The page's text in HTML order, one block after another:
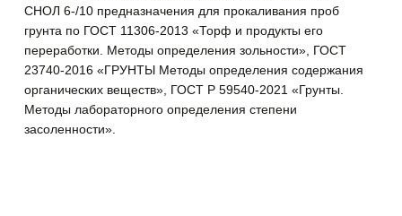
СНОЛ 6-/10 предназначения для прокаливания проб
грунта по ГОСТ 11306-2013 «Торф и продукты его
переработки. Методы определения зольности», ГОСТ
23740-2016 «ГРУНТЫ Методы определения содержания
органических веществ», ГОСТ Р 59540-2021 «Грунты.
Методы лабораторного определения степени
засоленности».